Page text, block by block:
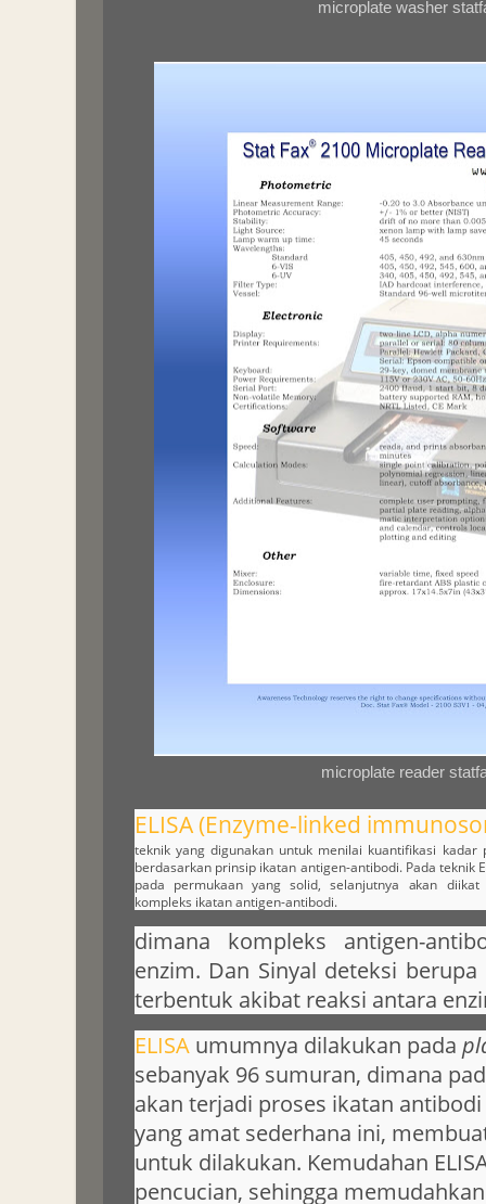
microplate washer
microplate reader
ELISA (Enzyme-linked
teknik yang digunakan untuk menilai kuantifikasi
berdasarkan prinsip ikatan antigen-antibodi. Pada teknik
pada permukaan yang solid, selanjutnya akan
kompleks ikatan antigen-antibodi.
dimana kompleks antigen-
enzim. Dan Sinyal deteksi
terbentuk akibat reaksi antara
ELISA umumnya dilakukan pada
sebanyak 96 sumuran, dimana
akan terjadi proses ikatan
yang amat sederhana ini,
untuk dilakukan. Kemudahan
pencucian, sehingga